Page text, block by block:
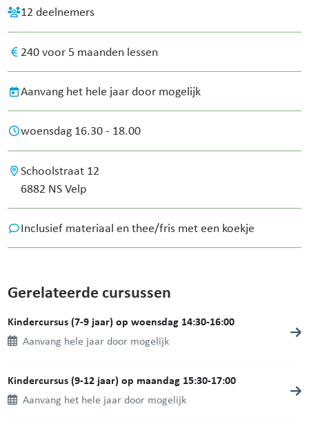
12 deelnemers
240 voor 5 maanden lessen
Aanvang het hele jaar door mogelijk
woensdag 16.30 - 18.00
Schoolstraat 12
6882 NS Velp
Inclusief materiaal en thee/fris met een koekje
Gerelateerde cursussen
Kindercursus (7-9 jaar) op woensdag 14:30-16:00
Aanvang hele jaar door mogelijk
Kindercursus (9-12 jaar) op maandag 15:30-17:00
Aanvang het hele jaar door mogelijk